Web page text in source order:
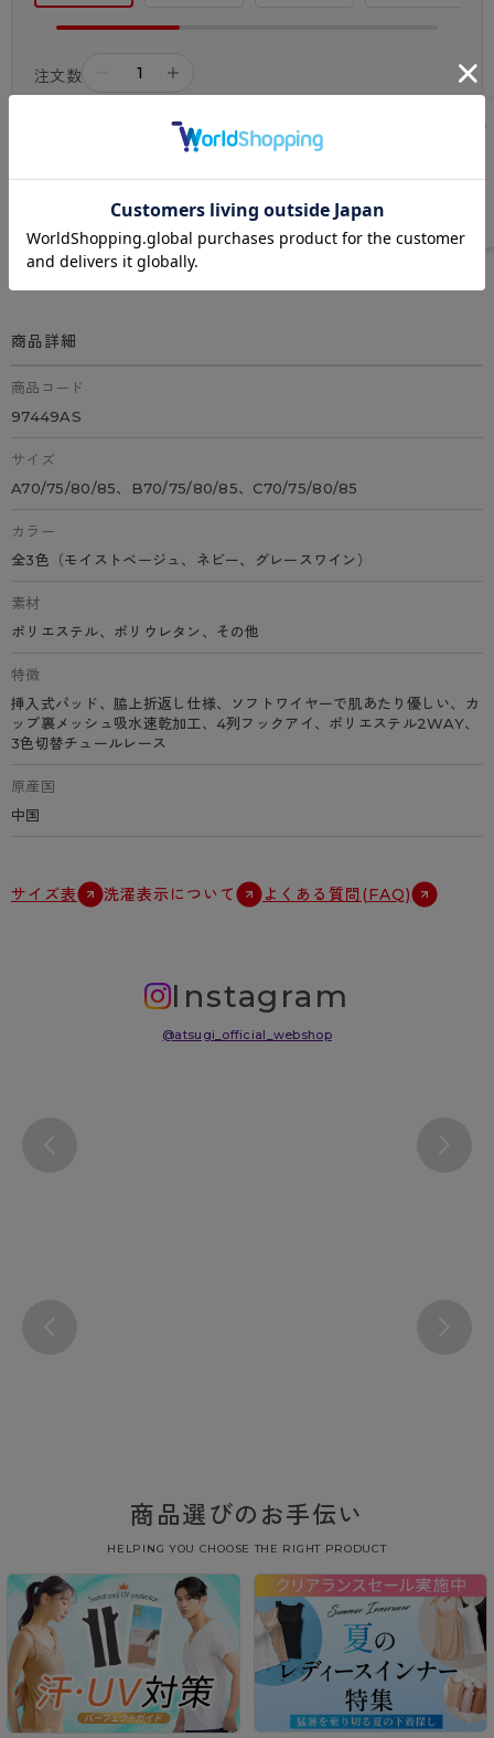
注文数 ＋
カートに入れる
この商品に関するお問い合わせ
商品詳細
商品コード
97449AS
サイズ
A70/75/80/85、B70/75/80/85、C70/75/80/85
カラー
全3色（モイストベージュ、ネビー、グレースワイン）
素材
ポリエステル、ポリウレタン、その他
特徴
挿入式パッド、脇上折返し仕様、ソフトワイヤーで肌あたり優しい、カ
ップ裏メッシュ吸水速乾加工、4列フックアイ、ポリエステル2WAY、
3色切替チュールレース
原産国
中国
サイズ表 洗濯表示について よくある質問(FAQ)
Instagram
@atsugi_official_webshop
商品選びのお手伝い
HELPING YOU CHOOSE THE RIGHT PRODUCT